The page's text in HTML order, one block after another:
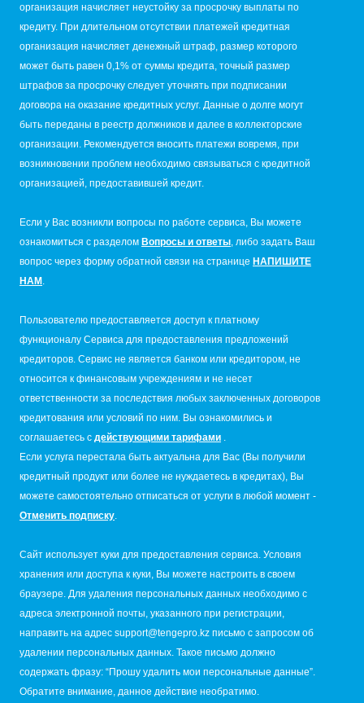
организация начисляет неустойку за просрочку выплаты по
кредиту. При длительном отсутствии платежей кредитная
организация начисляет денежный штраф, размер которого
может быть равен 0,1% от суммы кредита, точный размер
штрафов за просрочку следует уточнять при подписании
договора на оказание кредитных услуг. Данные о долге могут
быть переданы в реестр должников и далее в коллекторские
организации. Рекомендуется вносить платежи вовремя, при
возникновении проблем необходимо связываться с кредитной
организацией, предоставившей кредит.
Если у Вас возникли вопросы по работе сервиса, Вы можете
ознакомиться с разделом Вопросы и ответы , либо задать Ваш
вопрос через форму обратной связи на странице НАПИШИТЕ
НАМ
Пользователю предоставляется доступ к платному
функционалу Сервиса для предоставления предложений
кредиторов. Сервис не является банком или кредитором, не
относится к финансовым учреждениям и не несет
ответственности за последствия любых заключенных договоров
кредитования или условий по ним. Вы ознакомились и
соглашаетесь с действующими тарифами
Если услуга перестала быть актуальна для Вас (Вы получили
кредитный продукт или более не нуждаетесь в кредитах), Вы
можете самостоятельно отписаться от услуги в любой момент -
Отменить подписку
Сайт использует куки для предоставления сервиса. Условия
хранения или доступа к куки, Вы можете настроить в своем
браузере. Для удаления персональных данных необходимо с
адреса электронной почты, указанного при регистрации,
направить на адрес support@tengepro.kz письмо с запросом об
удалении персональных данных. Такое письмо должно
содержать фразу: “Прошу удалить мои персональные данные”.
Обратите внимание, данное действие необратимо.